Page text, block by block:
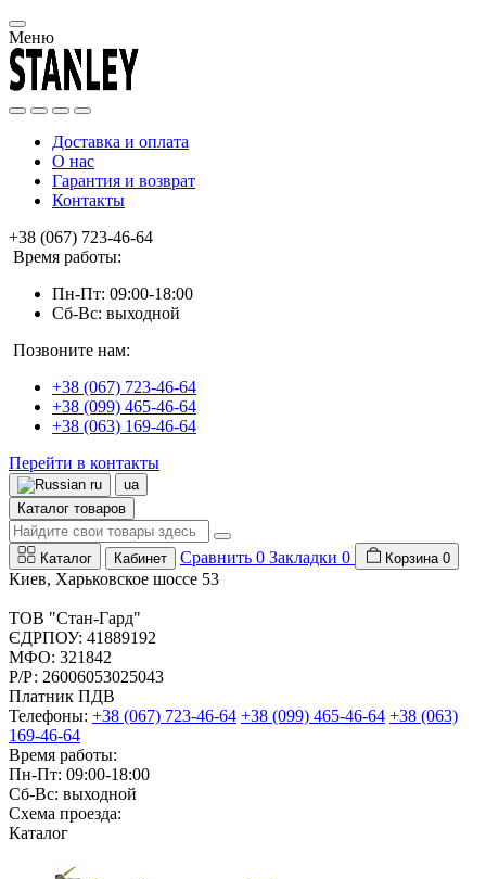
Меню
Доставка и оплата
О нас
Гарантия и возврат
Контакты
+38 (067) 723-46-64
Время работы:
Пн-Пт: 09:00-18:00
Сб-Вс: выходной
Позвоните нам:
+38 (067) 723-46-64
+38 (099) 465-46-64
+38 (063) 169-46-64
Перейти в контакты
ru
ua
Каталог товаров
Каталог Кабинет Сравнить 0 Закладки 0 Корзина 0
Киев, Харьковское шоссе 53
ТОВ "Стан-Гард"
ЄДРПОУ: 41889192
МФО: 321842
Р/Р: 26006053025043
Платник ПДВ
Телефоны: +38 (067) 723-46-64 +38 (099) 465-46-64 +38 (063)
169-46-64
Время работы:
Пн-Пт: 09:00-18:00
Сб-Вс: выходной
Схема проезда:
Каталог